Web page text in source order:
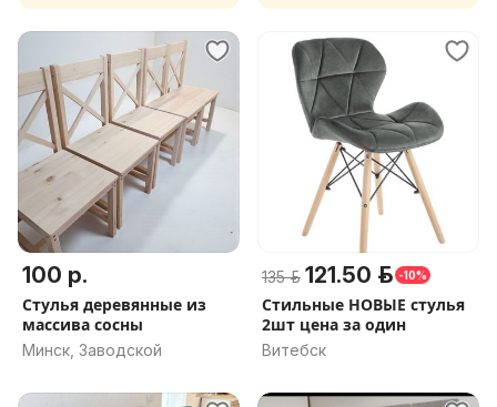
обл.
100 р.
Стулья деревянные из
массива сосны
Минск, Заводской
135 р. 121.50 р. -10%
Стильные НОВЫЕ стулья
2шт цена за один
Витебск